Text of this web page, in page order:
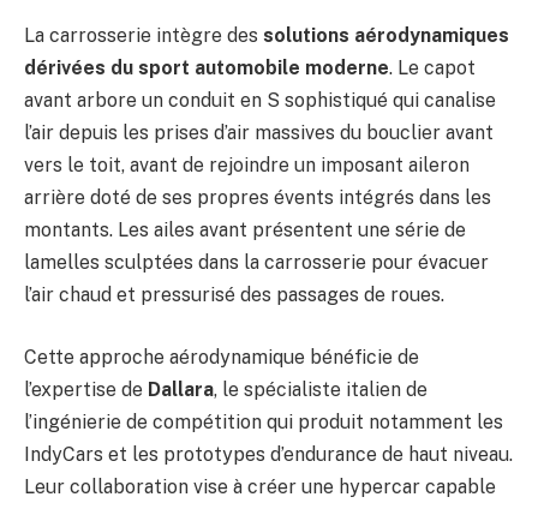
La carrosserie intègre des solutions aérodynamiques
dérivées du sport automobile moderne. Le capot
avant arbore un conduit en S sophistiqué qui canalise
l’air depuis les prises d’air massives du bouclier avant
vers le toit, avant de rejoindre un imposant aileron
arrière doté de ses propres évents intégrés dans les
montants. Les ailes avant présentent une série de
lamelles sculptées dans la carrosserie pour évacuer
l’air chaud et pressurisé des passages de roues.
Cette approche aérodynamique bénéficie de
l’expertise de Dallara, le spécialiste italien de
l’ingénierie de compétition qui produit notamment les
IndyCars et les prototypes d’endurance de haut niveau.
Leur collaboration vise à créer une hypercar capable